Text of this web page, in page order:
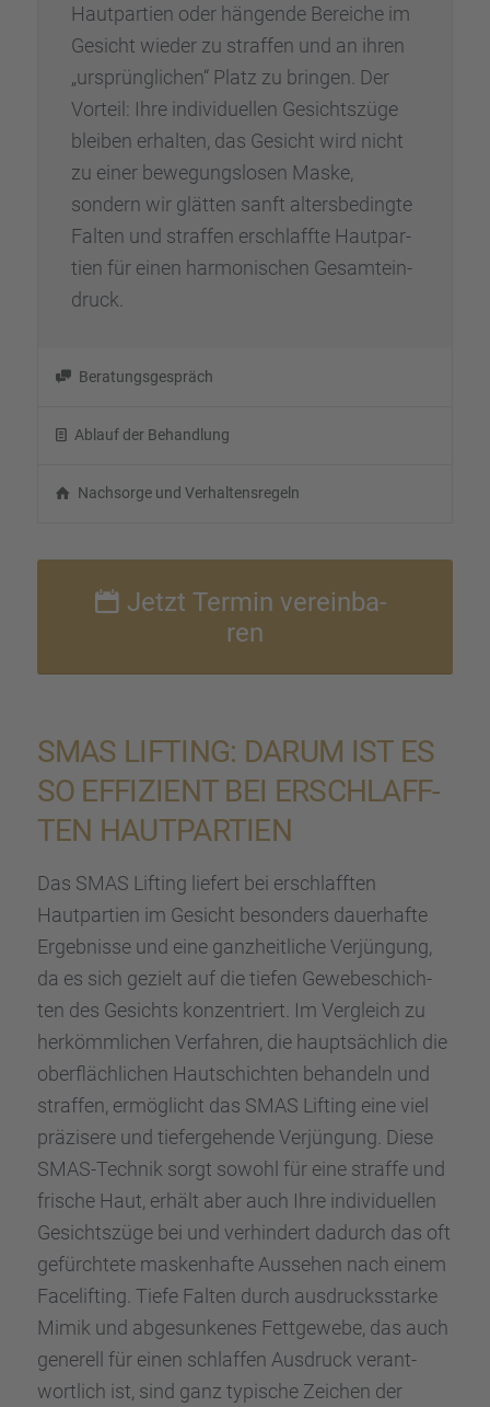
Hautpar­tien oder hängende Berei­che im
Gesicht wieder zu straf­fen und an ihren
„ursprüng­li­chen“ Platz zu bringen. Der
Vorteil: Ihre indivi­du­el­len Gesichts­züge
bleiben erhal­ten, das Gesicht wird nicht
zu einer bewegungs­lo­sen Maske,
sondern wir glätten sanft alters­be­dingte
Falten und straf­fen erschlaffte Hautpar­
tien für einen harmo­ni­schen Gesamt­ein­
druck.
Beratungs­ge­spräch
Ablauf der Behand­lung
Nachsorge und Verhal­tens­re­geln
Jetzt Termin verein­ba­
ren
SMAS LIFTING: DARUM IST ES
SO EFFIZI­ENT BEI ERSCHLAFF­
TEN HAUTPAR­TIEN
Das SMAS Lifting liefert bei erschlaff­ten
Hautpar­tien im Gesicht beson­ders dauer­hafte
Ergeb­nisse und eine ganzheit­li­che Verjün­gung,
da es sich gezielt auf die tiefen Gewebe­schich­
ten des Gesichts konzen­triert. Im Vergleich zu
herkömm­li­chen Verfah­ren, die haupt­säch­lich die
oberfläch­li­chen Hautschich­ten behan­deln und
straf­fen, ermög­licht das SMAS Lifting eine viel
präzi­sere und tiefer­ge­hende Verjün­gung. Diese
SMAS-Technik sorgt sowohl für eine straffe und
frische Haut, erhält aber auch Ihre indivi­du­el­len
Gesichts­züge bei und verhin­dert dadurch das oft
gefürch­tete masken­hafte Ausse­hen nach einem
Facelif­ting. Tiefe Falten durch ausdrucks­starke
Mimik und abgesun­ke­nes Fettge­webe, das auch
generell für einen schlaf­fen Ausdruck verant­
wort­lich ist, sind ganz typische Zeichen der